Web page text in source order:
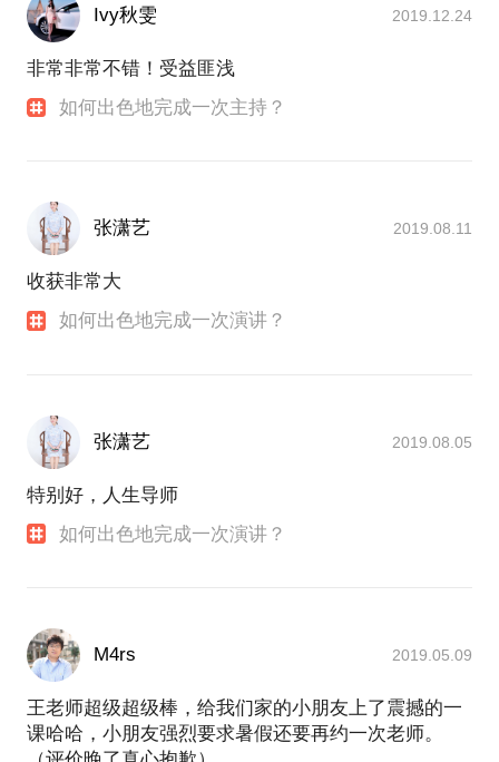
Ivy秋雯 2019.12.24
非常非常不错！受益匪浅
如何出色地完成一次主持？
张潇艺 2019.08.11
收获非常大
如何出色地完成一次演讲？
张潇艺 2019.08.05
特别好，人生导师
如何出色地完成一次演讲？
M4rs 2019.05.09
王老师超级超级棒，给我们家的小朋友上了震撼的一
课哈哈，小朋友强烈要求暑假还要再约一次老师。